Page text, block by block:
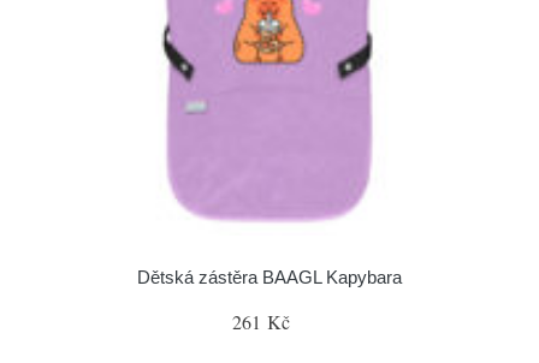
Dětská zástěra BAAGL Kapybara
261 Kč